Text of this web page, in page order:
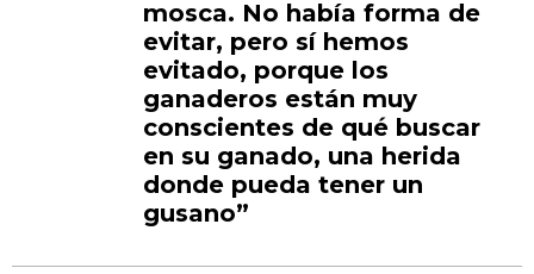
mosca. No había forma de
evitar, pero sí hemos
evitado, porque los
ganaderos están muy
conscientes de qué buscar
en su ganado, una herida
donde pueda tener un
gusano”